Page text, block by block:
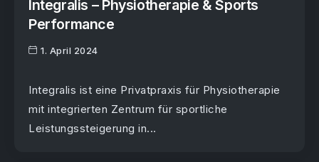
Integralis – Physiotherapie & Sports
Performance
1. April 2024
Integralis ist eine Privatpraxis für Physiotherapie
mit integrierten Zentrum für sportliche
Leistungssteigerung in...